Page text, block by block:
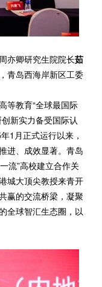
亦卿研究生院院长茹
，青岛西海岸新区工委
等教育“全球最国际
新实力备受国际认
1月正式运行以来，
进、成效显著。青岛
流”高校建立合作关
城大顶尖教授来青开
赢的交流桥梁，凝聚
全球智汇生态圈，以